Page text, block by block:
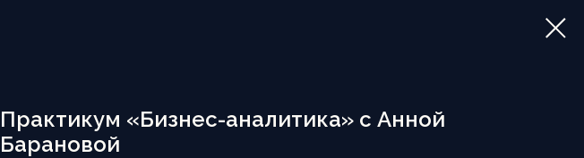
Практикум «Бизнес-аналитика» с Анной
Барановой